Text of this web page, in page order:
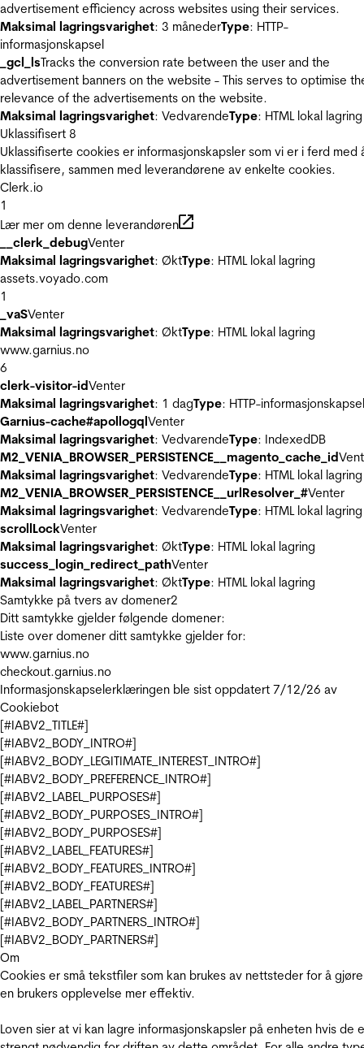
advertisement efficiency across websites using their services.
Maksimal lagringsvarighet: 3 månederType: HTTP-
informasjonskapsel
_gcl_lsTracks the conversion rate between the user and the
advertisement banners on the website - This serves to optimise
relevance of the advertisements on the website.
Maksimal lagringsvarighet: VedvarendeType: HTML lokal lagring
Uklassifisert 8
Uklassifiserte cookies er informasjonskapsler som vi er i ferd med
klassifisere, sammen med leverandørene av enkelte cookies.
Clerk.io
1
Lær mer om denne leverandøren
__clerk_debugVenter
Maksimal lagringsvarighet: ØktType: HTML lokal lagring
assets.voyado.com
1
_vaSVenter
Maksimal lagringsvarighet: ØktType: HTML lokal lagring
www.garnius.no
6
clerk-visitor-idVenter
Maksimal lagringsvarighet: 1 dagType: HTTP-informasjonskapsel
Garnius-cache#apollogqlVenter
Maksimal lagringsvarighet: VedvarendeType: IndexedDB
M2_VENIA_BROWSER_PERSISTENCE__magento_cache_id
Maksimal lagringsvarighet: VedvarendeType: HTML lokal lagring
M2_VENIA_BROWSER_PERSISTENCE__urlResolver_#Venter
Maksimal lagringsvarighet: VedvarendeType: HTML lokal lagring
scrollLockVenter
Maksimal lagringsvarighet: ØktType: HTML lokal lagring
success_login_redirect_pathVenter
Maksimal lagringsvarighet: ØktType: HTML lokal lagring
Samtykke på tvers av domener2
Ditt samtykke gjelder følgende domener:
Liste over domener ditt samtykke gjelder for:
www.garnius.no
checkout.garnius.no
Informasjonskapselerklæringen ble sist oppdatert 7/12/26 av
Cookiebot
[#IABV2_TITLE#]
[#IABV2_BODY_INTRO#]
[#IABV2_BODY_LEGITIMATE_INTEREST_INTRO#]
[#IABV2_BODY_PREFERENCE_INTRO#]
[#IABV2_LABEL_PURPOSES#]
[#IABV2_BODY_PURPOSES_INTRO#]
[#IABV2_BODY_PURPOSES#]
[#IABV2_LABEL_FEATURES#]
[#IABV2_BODY_FEATURES_INTRO#]
[#IABV2_BODY_FEATURES#]
[#IABV2_LABEL_PARTNERS#]
[#IABV2_BODY_PARTNERS_INTRO#]
[#IABV2_BODY_PARTNERS#]
Om
Cookies er små tekstfiler som kan brukes av nettsteder for å gjøre
en brukers opplevelse mer effektiv.
Loven sier at vi kan lagre informasjonskapsler på enheten hvis de